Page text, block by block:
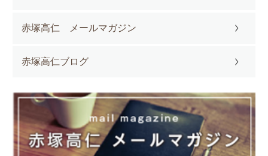
赤塚高仁 メールマガジン
赤塚高仁ブログ